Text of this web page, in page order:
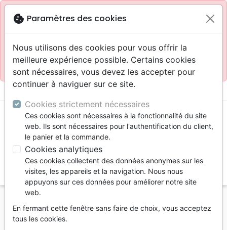
blockSite réservé aux professionnels
Accès pour les professionnels : Se connecter
Site pour le grand public : La Maison de la Bible
menu
Vous ne pouvez pas créer de nouvelle commande
depuis votre pays (United States).
cookie Paramètres des cookies
Nous utilisons des cookies pour vous offrir la
meilleure expérience possible. Certains cookies
sont nécessaires, vous devez les accepter pour
continuer à naviguer sur ce site.
Cookies strictement nécessaires
Ces cookies sont nécessaires à la fonctionnalité du site
web. Ils sont nécessaires pour l'authentification du client,
le panier et la commande.
Cookies analytiques
Ces cookies collectent des données anonymes sur les
visites, les appareils et la navigation. Nous nous
appuyons sur ces données pour améliorer notre site
web.
En fermant cette fenêtre sans faire de choix, vous acceptez
tous les cookies.